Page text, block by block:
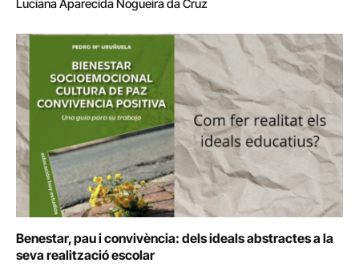
Luciana Aparecida Nogueira da Cruz
Benestar, pau i convivència: dels ideals abstractes a la
seva realització escolar